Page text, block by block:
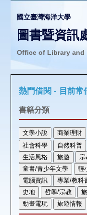
國立臺灣海洋大學
圖書暨資訊
Office of Library
熱門借閱 - 目前常
書籍分類